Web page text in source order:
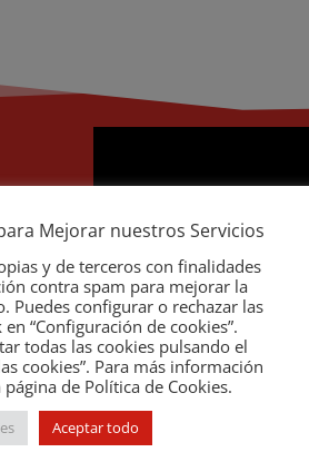
Mejorar nuestros Servicios
y de terceros con finalidades
contra spam para mejorar la
Puedes configurar o rechazar las
“Configuración de cookies”.
todas las cookies pulsando el
cookies”. Para más información
de Política de Cookies.
Aceptar todo